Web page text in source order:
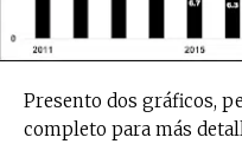
Presento dos gráficos,
completo para más